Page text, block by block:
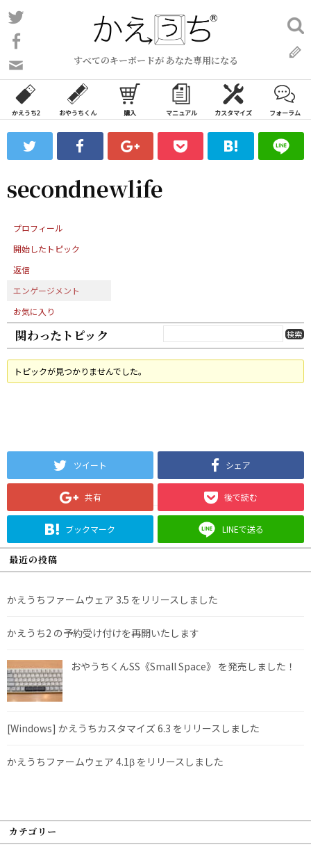
コ
ン
ン
ツ
ス
ッ
すべてのキーボードが あなた専用になる
い
合
わ
フ
ォ
ム
検
索:
かえうち2 おやうちくん 購入 マニュアル カスタマイズ フォーラム
secondnewlife
プロフィール
開始したトピック
返信
エンゲージメント
お気に入り
関わったトピック
トピックが見つかりませんでした。
ツイート シェア
共有 後で読む
ブックマーク LINEで送る
最近の投稿
かえうちファームウェア 3.5 をリリースしました
かえうち2 の予約受け付けを再開いたします
おやうちくんSS《Small Space》 を発売しました！
[Windows] かえうちカスタマイズ 6.3 をリリースしました
かえうちファームウェア 4.1β をリリースしました
カテゴリー